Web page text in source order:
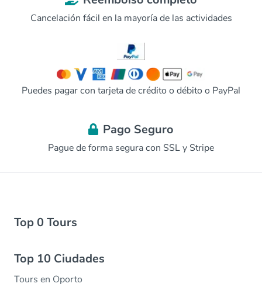
Cancelación fácil en la mayoría de las actividades
Puedes pagar con tarjeta de crédito o débito o PayPal
Pago Seguro
Pague de forma segura con SSL y Stripe
Top 0 Tours
Top 10 Ciudades
Tours en Oporto